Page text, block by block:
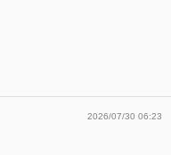
2026/07/30 06:23